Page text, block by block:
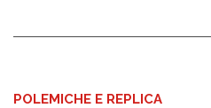
POLEMICHE E REPLICA